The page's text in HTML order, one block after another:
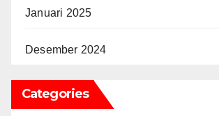
Januari 2025
Desember 2024
Categories